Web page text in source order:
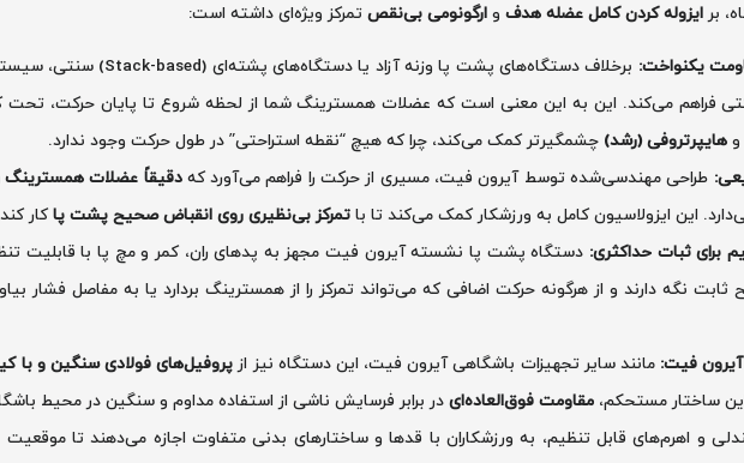
بر ایزوله کردن کامل عضله هدف و ارگونومی بی‌نقص تمرکز ویژه‌ای داشته است:
یکنواخت: برخلاف دستگاه‌های پشت پا وزنه آزاد یا دستگاه‌های پشته‌ای (Stack-based) سنتی، سیستم سیم‌کش در این مدل
فراهم می‌کند. این به این معنی است که عضلات همسترینگ شما از لحظه شروع تا پایان حرکت، تحت
و هایپرتروفی (رشد) چشمگیرتر کمک می‌کند، چرا که هیچ “نقطه استراحتی” در طول حرکت وجود ندارد.
طراحی مهندسی‌شده توسط آیرون فیت، مسیری از حرکت را فراهم می‌آورد کهدقیقاً عضلات همسترینگ
این ایزولاسیون کامل به ورزشکار کمک می‌کند تا با تمرکز بی‌نظیری روی انقباض صحیح پشت پا کار
برای ثبات حداکثری: دستگاه پشت پا نشسته آیرون فیت مجهز به پدهای ران، کمر و مچ پا با قابلیت
نگه دارند و از هرگونه حرکت اضافی که می‌تواند تمرکز را از همسترینگ بردارد یا به مفاصل فشار
فیت: مانند سایر تجهیزات باشگاهی آیرون فیت، این دستگاه نیز از پروفیل‌های فولادی سنگین و با
ساختار مستحکم، مقاومت فوق‌العاده‌ای در برابر فرسایش ناشی از استفاده مداوم و سنگین در محیط
و اهرم‌های قابل تنظیم، به ورزشکاران با قدها و ساختارهای بدنی متفاوت اجازه می‌دهند تا موقعیت